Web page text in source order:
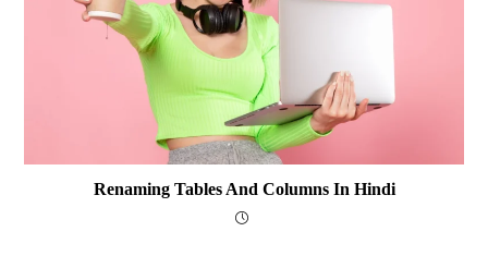
Renaming Tables And Columns In Hindi